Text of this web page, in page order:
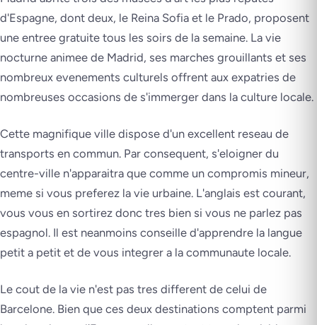
d'Espagne, dont deux, le Reina Sofia et le Prado, proposent
une entree gratuite tous les soirs de la semaine. La vie
nocturne animee de Madrid, ses marches grouillants et ses
nombreux evenements culturels offrent aux expatries de
nombreuses occasions de s'immerger dans la culture locale.
Cette magnifique ville dispose d'un excellent reseau de
transports en commun. Par consequent, s'eloigner du
centre-ville n'apparaitra que comme un compromis mineur,
meme si vous preferez la vie urbaine. L'anglais est courant,
vous vous en sortirez donc tres bien si vous ne parlez pas
espagnol. Il est neanmoins conseille d'apprendre la langue
petit a petit et de vous integrer a la communaute locale.
Le cout de la vie n'est pas tres different de celui de
Barcelone. Bien que ces deux destinations comptent parmi